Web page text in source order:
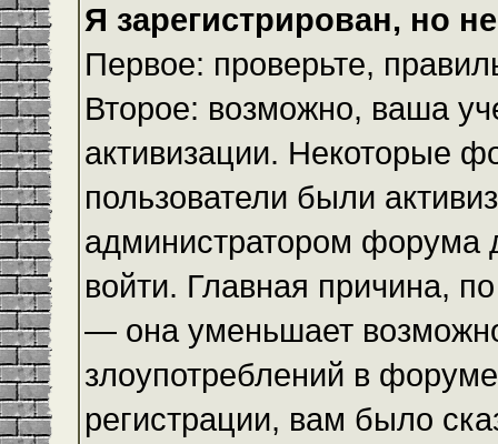
Я зарегистрирован, но
Первое: проверьте,
Второе: возможно, ваша
активизации. Некоторые
пользователи были
администратором форума
войти. Главная причина,
— она уменьшает
злоупотреблений в
регистрации, вам было